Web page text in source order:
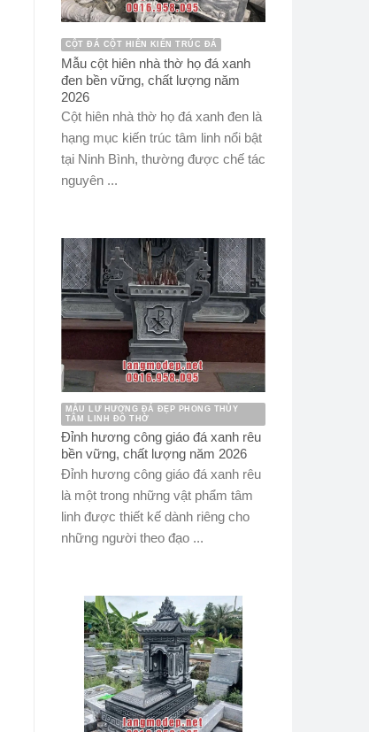
CỘT ĐÁ CỘT HIÊN KIẾN TRÚC ĐÁ
Mẫu cột hiên nhà thờ họ đá xanh
đen bền vững, chất lượng năm
2026
Cột hiên nhà thờ họ đá xanh đen là
hạng mục kiến trúc tâm linh nổi bật
tại Ninh Bình, thường được chế tác
nguyên ...
MẪU LƯ HƯƠNG ĐÁ ĐẸP PHONG THỦY
TÂM LINH ĐỒ THỜ
Đỉnh hương công giáo đá xanh rêu
bền vững, chất lượng năm 2026
Đỉnh hương công giáo đá xanh rêu
là một trong những vật phẩm tâm
linh được thiết kế dành riêng cho
những người theo đạo ...